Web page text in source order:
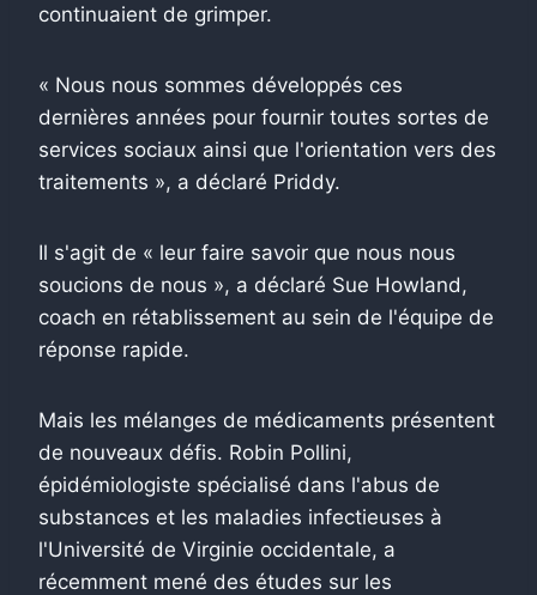
continuaient de grimper.
« Nous nous sommes développés ces
dernières années pour fournir toutes sortes de
services sociaux ainsi que l'orientation vers des
traitements », a déclaré Priddy.
Il s'agit de « leur faire savoir que nous nous
soucions de nous », a déclaré Sue Howland,
coach en rétablissement au sein de l'équipe de
réponse rapide.
Mais les mélanges de médicaments présentent
de nouveaux défis. Robin Pollini,
épidémiologiste spécialisé dans l'abus de
substances et les maladies infectieuses à
l'Université de Virginie occidentale, a
récemment mené des études sur les